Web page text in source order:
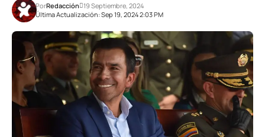
Última Actualización: Sep 19, 2024 2:03 PM
PorRedacción 19 Septiembre, 2024